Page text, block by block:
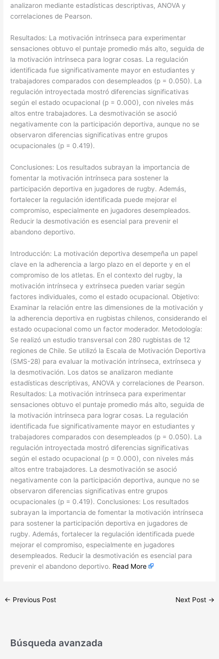
analizaron mediante estadísticas descriptivas, ANOVA y
correlaciones de Pearson.
Resultados: La motivación intrínseca para experimentar
sensaciones obtuvo el puntaje promedio más alto, seguida de
la motivación intrínseca para lograr cosas. La regulación
identificada fue significativamente mayor en estudiantes y
trabajadores comparados con desempleados (p = 0.050). La
regulación introyectada mostró diferencias significativas
según el estado ocupacional (p = 0.000), con niveles más
altos entre trabajadores. La desmotivación se asoció
negativamente con la participación deportiva, aunque no se
observaron diferencias significativas entre grupos
ocupacionales (p = 0.419).
Conclusiones: Los resultados subrayan la importancia de
fomentar la motivación intrínseca para sostener la
participación deportiva en jugadores de rugby. Además,
fortalecer la regulación identificada puede mejorar el
compromiso, especialmente en jugadores desempleados.
Reducir la desmotivación es esencial para prevenir el
abandono deportivo.
​Introducción: La motivación deportiva desempeña un papel
clave en la adherencia a largo plazo en el deporte y en el
compromiso de los atletas. En el contexto del rugby, la
motivación intrínseca y extrínseca pueden variar según
factores individuales, como el estado ocupacional. Objetivo:
Examinar la relación entre las dimensiones de la motivación y
la adherencia deportiva en rugbistas chilenos, considerando el
estado ocupacional como un factor moderador. Metodología:
Se realizó un estudio transversal con 280 rugbistas de 12
regiones de Chile. Se utilizó la Escala de Motivación Deportiva
(SMS-28) para evaluar la motivación intrínseca, extrínseca y
la desmotivación. Los datos se analizaron mediante
estadísticas descriptivas, ANOVA y correlaciones de Pearson.
Resultados: La motivación intrínseca para experimentar
sensaciones obtuvo el puntaje promedio más alto, seguida de
la motivación intrínseca para lograr cosas. La regulación
identificada fue significativamente mayor en estudiantes y
trabajadores comparados con desempleados (p = 0.050). La
regulación introyectada mostró diferencias significativas
según el estado ocupacional (p = 0.000), con niveles más
altos entre trabajadores. La desmotivación se asoció
negativamente con la participación deportiva, aunque no se
observaron diferencias significativas entre grupos
ocupacionales (p = 0.419). Conclusiones: Los resultados
subrayan la importancia de fomentar la motivación intrínseca
para sostener la participación deportiva en jugadores de
rugby. Además, fortalecer la regulación identificada puede
mejorar el compromiso, especialmente en jugadores
desempleados. Reducir la desmotivación es esencial para
prevenir el abandono deportivo. Read More
← Previous Post Next Post →
Búsqueda avanzada